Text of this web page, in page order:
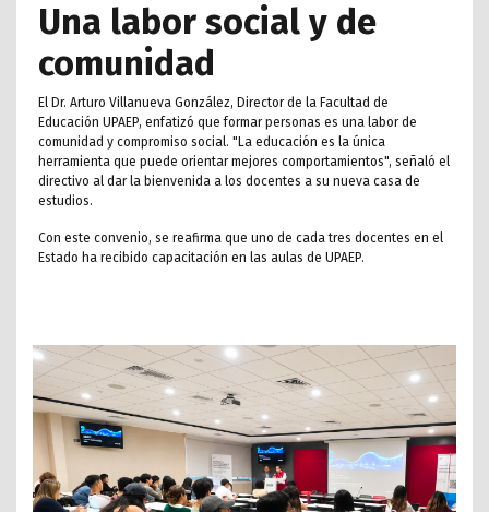
Una labor social y de
comunidad
El Dr. Arturo Villanueva González, Director de la Facultad de
Educación UPAEP, enfatizó que formar personas es una labor de
comunidad y compromiso social. "La educación es la única
herramienta que puede orientar mejores comportamientos", señaló el
directivo al dar la bienvenida a los docentes a su nueva casa de
estudios.
Con este convenio, se reafirma que uno de cada tres docentes en el
Estado ha recibido capacitación en las aulas de UPAEP.